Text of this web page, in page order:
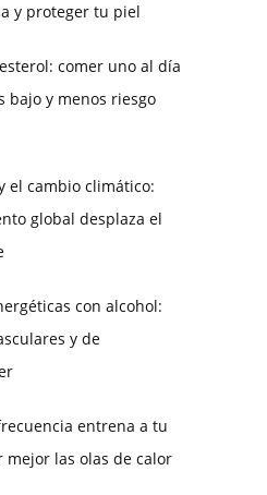
y proteger tu piel
comer uno al día
bajo y menos riesgo
el cambio climático:
global desplaza el
con alcohol:
y de
entrena a tu
las olas de calor